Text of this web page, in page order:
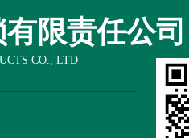
限责任公司
CO., LTD